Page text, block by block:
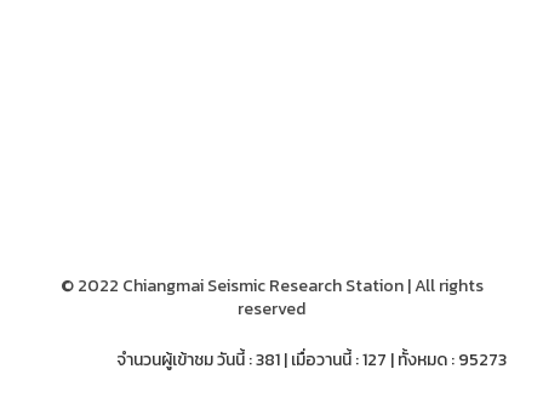
© 2022 Chiangmai Seismic Research Station | All rights
reserved
จำนวนผู้เข้าชม วันนี้ : 381 | เมื่อวานนี้ : 127 | ทั้งหมด : 95273